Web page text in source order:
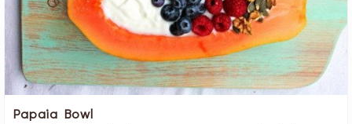
Papaia Bowl